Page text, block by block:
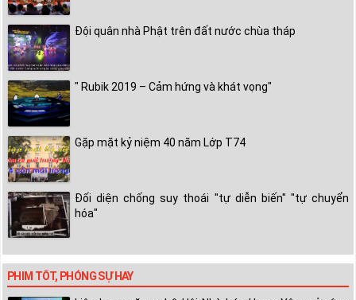
Đội quân nhà Phật trên đất nước chùa tháp
" Rubik 2019 – Cảm hứng và khát vọng"
Gặp mặt kỷ niệm 40 năm Lớp T74
Đối diện chống suy thoái "tự diễn biến" "tự chuyển
hóa"
PHIM TỐT, PHÓNG SỰ HAY